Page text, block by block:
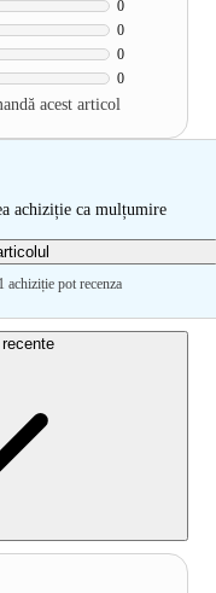
0
0
0
0
acest articol
achiziție ca mulțumire
achiziție pot recenza